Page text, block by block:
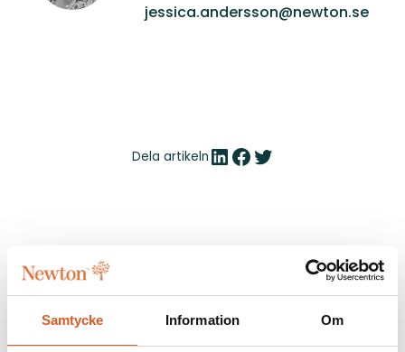
Samtycke Information Om
jessica.andersson@newton.se
Dela artikelnLinkedIn
Facebook
Twitter
Liknande